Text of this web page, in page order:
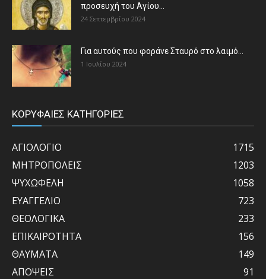
προσευχή του Αγίου...
24 Σεπτεμβρίου 2024
Για αυτούς που φοράνε Σταυρό στο λαιμό…
1 Ιουλίου 2024
ΚΟΡΥΦΑΙΕΣ ΚΑΤΗΓΟΡΙΕΣ
ΑΓΙΟΛΟΓΙΟ
1715
ΜΗΤΡΟΠΟΛΕΙΣ
1203
ΨΥΧΩΦΕΛΗ
1058
ΕΥΑΓΓΕΛΙΟ
723
ΘΕΟΛΟΓΙΚΑ
233
ΕΠΙΚΑΙΡΟΤΗΤΑ
156
ΘΑΥΜΑΤΑ
149
ΑΠΟΨΕΙΣ
91